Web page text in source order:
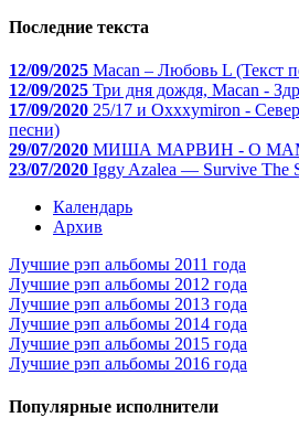
Последние текста
12/09/2025 Macan – Любовь L (Текст
12/09/2025 Три дня дождя, Macan -
17/09/2020 25/17 и Oxxxymiron -
песни)
29/07/2020 МИША МАРВИН - О МАМА
23/07/2020 Iggy Azalea — Survive The
Календарь
Архив
Лучшие рэп альбомы 2011 года
Лучшие рэп альбомы 2012 года
Лучшие рэп альбомы 2013 года
Лучшие рэп альбомы 2014 года
Лучшие рэп альбомы 2015 года
Лучшие рэп альбомы 2016 года
Популярные исполнители